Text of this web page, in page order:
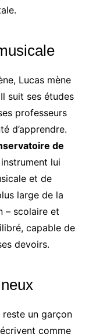
Lucas mène
suit ses études
professeurs
d’apprendre.
de
lui
et de
large de la
– scolaire et
capable de
devoirs.
reste un garçon
comme